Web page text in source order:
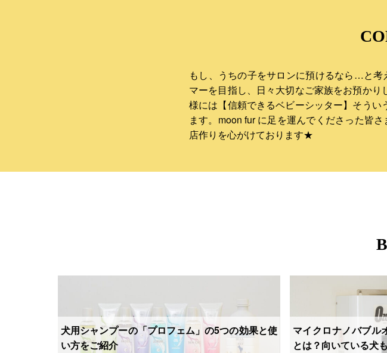
もし、うちの子をサロンに預けるなら…と考
マーを目指し、日々大切なご家族をお預か
様には【信頼できるベビーシッター】そう
ます。moon fur に足を運んでくださった皆
店作りを心がけております★
犬用シャンプーの「プロフェム」の5つの効果と使
い方をご紹介
マイクロナノバブル
とは？向いている犬